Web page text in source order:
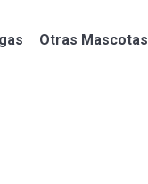
Otras Mascotas
Otras Mascotas